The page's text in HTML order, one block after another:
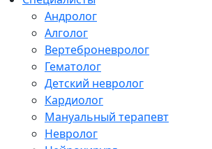
Андролог
Алголог
Вертеброневролог
Гематолог
Детский невролог
Кардиолог
Мануальный терапевт
Невролог